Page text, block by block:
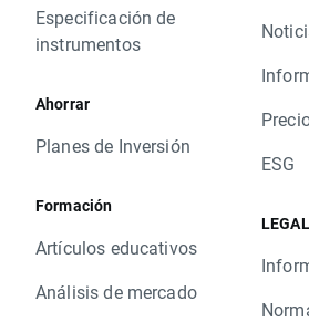
Especificación de
instrumentos
Ahorrar
Planes de Inversión
Formación
Artículos educativos
Análisis de mercado
ESG
LEGAL